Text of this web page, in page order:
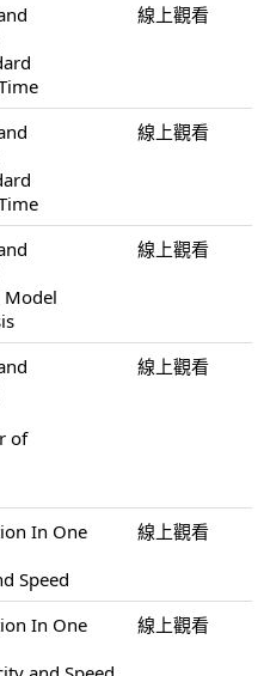
線上觀看
線上觀看
Model
線上觀看
of
線上觀看
In One
Speed
線上觀看
In One
線上觀看